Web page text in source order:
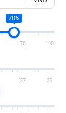
70%
78 100
27 35